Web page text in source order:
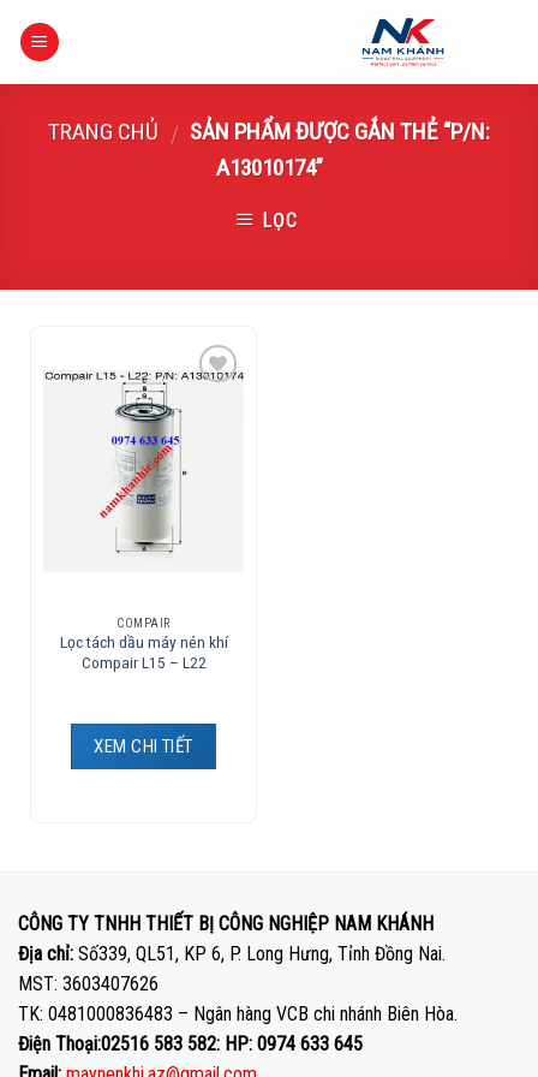
TRANG CHỦ / SẢN PHẨM ĐƯỢC GẮN THẺ “P/N:
A13010174”
LỌC
COMPAIR
Lọc tách dầu máy nén khí
Compair L15 – L22
XEM CHI TIẾT
CÔNG TY TNHH THIẾT BỊ CÔNG NGHIỆP NAM KHÁNH
Địa chỉ: Số339, QL51, KP 6, P. Long Hưng, Tỉnh Đồng Nai.
MST: 3603407626
TK: 0481000836483 – Ngân hàng VCB chi nhánh Biên Hòa.
Điện Thoại:02516 583 582: HP: 0974 633 645